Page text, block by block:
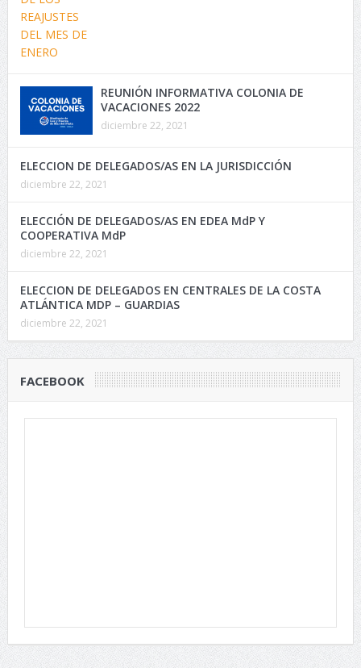
REUNIÓN INFORMATIVA COLONIA DE
VACACIONES 2022
diciembre 22, 2021
ELECCION DE DELEGADOS/AS EN LA JURISDICCIÓN
diciembre 22, 2021
ELECCIÓN DE DELEGADOS/AS EN EDEA MdP Y
COOPERATIVA MdP
diciembre 22, 2021
ELECCION DE DELEGADOS EN CENTRALES DE LA COSTA
ATLÁNTICA MDP – GUARDIAS
diciembre 22, 2021
FACEBOOK